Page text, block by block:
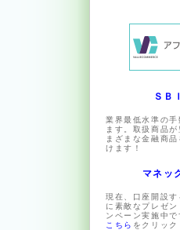
ＳＢ
業界最低水準の手
ます。取扱商品が
まざまな金融商
けます！
マネッ
現在、口座開設
に素敵なプレゼン
ンペーン実施中で
こちら をクリック